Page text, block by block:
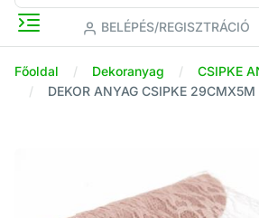
BELÉPÉS/REGISZTRÁCIÓ
Főoldal Dekoranyag
CSIPKE
DEKOR ANYAG CSIPKE